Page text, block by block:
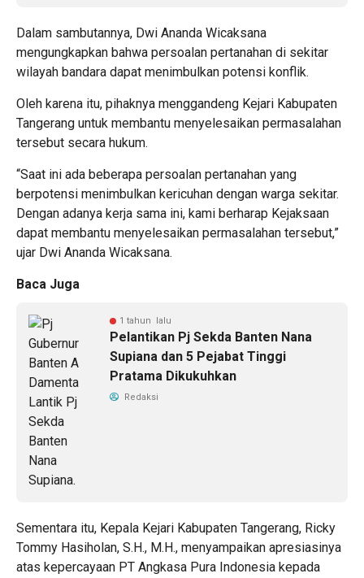
Dalam sambutannya, Dwi Ananda Wicaksana
mengungkapkan bahwa persoalan pertanahan di sekitar
wilayah bandara dapat menimbulkan potensi konflik.
Oleh karena itu, pihaknya menggandeng Kejari Kabupaten
Tangerang untuk membantu menyelesaikan permasalahan
tersebut secara hukum.
“Saat ini ada beberapa persoalan pertanahan yang
berpotensi menimbulkan kericuhan dengan warga sekitar.
Dengan adanya kerja sama ini, kami berharap Kejaksaan
dapat membantu menyelesaikan permasalahan tersebut,”
ujar Dwi Ananda Wicaksana.
Baca Juga
1 tahun lalu
Pelantikan Pj Sekda Banten Nana
Supiana dan 5 Pejabat Tinggi
Pratama Dikukuhkan
Redaksi
Sementara itu, Kepala Kejari Kabupaten Tangerang, Ricky
Tommy Hasiholan, S.H., M.H., menyampaikan apresiasinya
atas kepercayaan PT Angkasa Pura Indonesia kepada